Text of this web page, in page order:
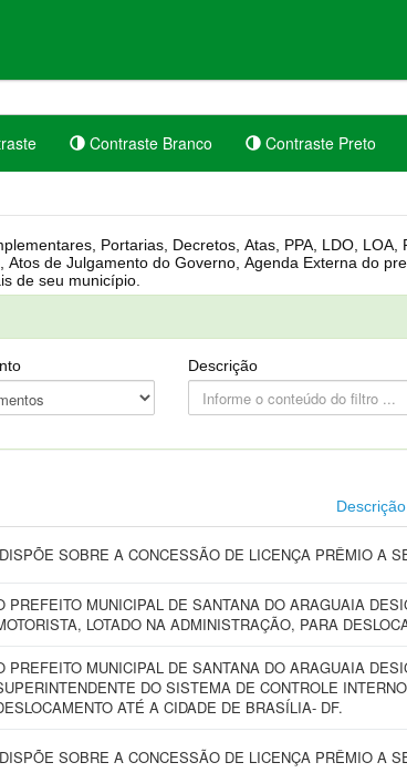
Contraste Branco Contraste Preto
públicos e muito mais de seu município.
Descrição
Descrição
SOBRE A CONCESSÃO DE LICENÇA PRÊMIO A
PREFEITO MUNICIPAL DE SANTANA DO ARAGUAIA
LOTADO NA ADMINISTRAÇÃO, PARA
PREFEITO MUNICIPAL DE SANTANA DO ARAGUAIA
DO SISTEMA DE CONTROLE
ATÉ A CIDADE DE BRASÍLIA- DF.
SOBRE A CONCESSÃO DE LICENÇA PRÊMIO A